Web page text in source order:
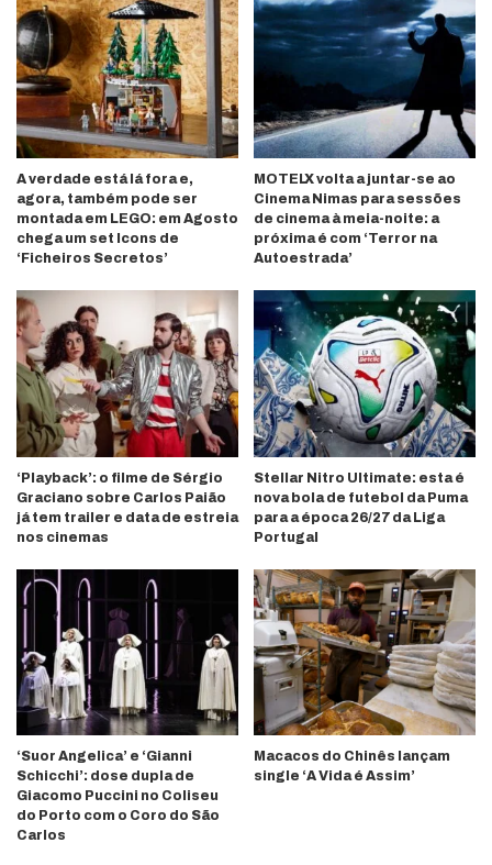
A verdade está lá fora e,
agora, também pode ser
montada em LEGO: em Agosto
chega um set Icons de
‘Ficheiros Secretos’
MOTELX volta a juntar-se ao
Cinema Nimas para sessões
de cinema à meia-noite: a
próxima é com ‘Terror na
Autoestrada’
‘Playback’: o filme de Sérgio
Graciano sobre Carlos Paião
já tem trailer e data de estreia
nos cinemas
Stellar Nitro Ultimate: esta é
nova bola de futebol da Puma
para a época 26/27 da Liga
Portugal
‘Suor Angelica’ e ‘Gianni
Schicchi’: dose dupla de
Giacomo Puccini no Coliseu
do Porto com o Coro do São
Carlos
Macacos do Chinês lançam
single ‘A Vida é Assim’